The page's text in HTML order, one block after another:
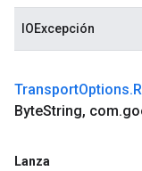
IOExcepción
TransportOptions.
ByteString, com.
Lanza